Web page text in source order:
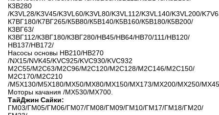
К3В280
/K3VL28/K3V45/K3VL60/K3VL80/K3VL112/K3VL140/K3VL200/
К7ВГ180/К7ВГ265/К5В80/К5В140/К5В160/К5В180/К5В200/
К3ВГ63/
К3ВГ112/К3ВГ180/К3ВГ280/НВ45/НВ64/НВ70/111/НВ120/
НВ137/НВ172/
Насосы основы НВ210/НВ270
/NX15/NVK45/KVC925/KVC930/KVC932
М2С55/М2С63/М2С96/М2С120/М2С128/М2С146/М2С150/
М2С170/М2С210
/M5X130/M5X180/MX50/MX80/MX150/MX173/MX200/MX250/
Моторы качания /MX530/MX700.
ТайДжин Сайки:
ГМ03/ГМ05/ГМ06/ГМ07/ГМ08/ГМ09/ГМ10/ГМ17/ГМ18/ГМ20/